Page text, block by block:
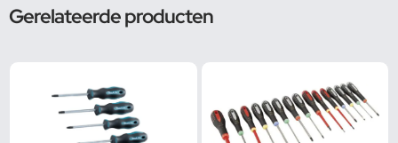
Gerelateerde producten